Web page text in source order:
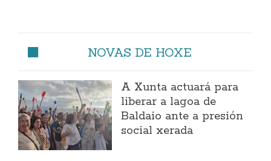
NOVAS DE HOXE
A Xunta actuará para
liberar a lagoa de
Baldaio ante a presión
social xerada